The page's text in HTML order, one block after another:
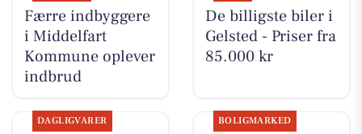
Færre indbyggere
i Middelfart
Kommune oplever
indbrud
De billigste biler i
Gelsted - Priser fra
85.000 kr
DAGLIGVARER BOLIGMARKED